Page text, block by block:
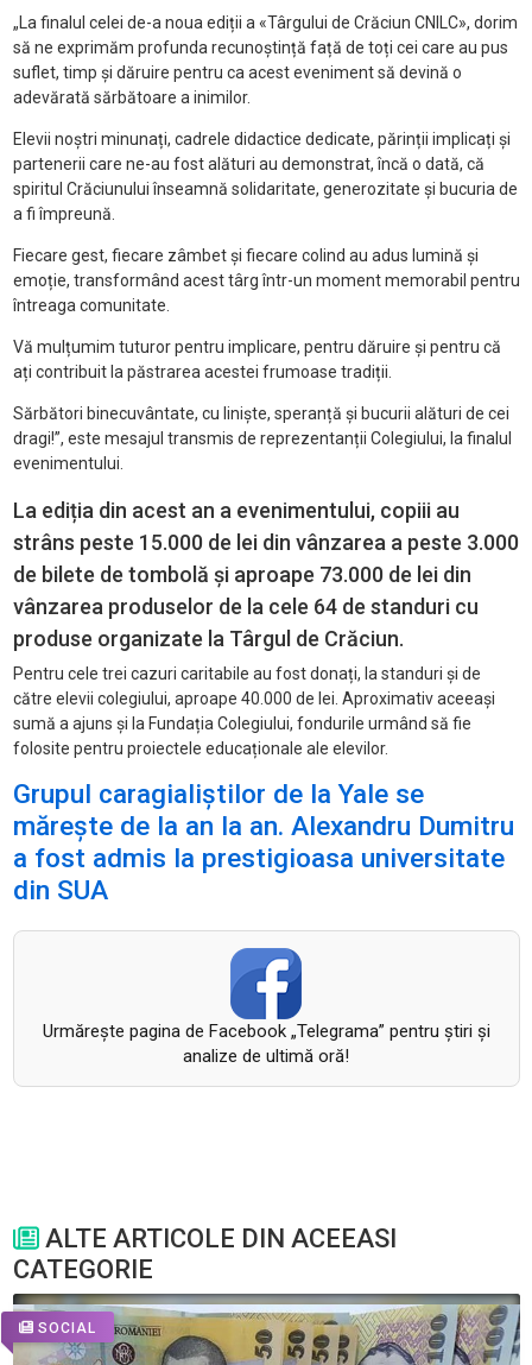
„La finalul celei de-a noua ediții a «Târgului de Crăciun CNILC», dorim
să ne exprimăm profunda recunoștință față de toți cei care au pus
suflet, timp și dăruire pentru ca acest eveniment să devină o
adevărată sărbătoare a inimilor.
Elevii noștri minunați, cadrele didactice dedicate, părinții implicați și
partenerii care ne-au fost alături au demonstrat, încă o dată, că
spiritul Crăciunului înseamnă solidaritate, generozitate și bucuria de
a fi împreună.
Fiecare gest, fiecare zâmbet și fiecare colind au adus lumină și
emoție, transformând acest târg într-un moment memorabil pentru
întreaga comunitate.
Vă mulțumim tuturor pentru implicare, pentru dăruire și pentru că
ați contribuit la păstrarea acestei frumoase tradiții.
Sărbători binecuvântate, cu liniște, speranță și bucurii alături de cei
dragi!”, este mesajul transmis de reprezentanții Colegiului, la finalul
evenimentului.
La ediția din acest an a evenimentului, copiii au
strâns peste 15.000 de lei din vânzarea a peste 3.000
de bilete de tombolă și aproape 73.000 de lei din
vânzarea produselor de la cele 64 de standuri cu
produse organizate la Târgul de Crăciun.
Pentru cele trei cazuri caritabile au fost donați, la standuri și de
către elevii colegiului, aproape 40.000 de lei. Aproximativ aceeași
sumă a ajuns și la Fundația Colegiului, fondurile urmând să fie
folosite pentru proiectele educaționale ale elevilor.
Grupul caragialiștilor de la Yale se
mărește de la an la an. Alexandru Dumitru
a fost admis la prestigioasa universitate
din SUA
Urmăreşte pagina de Facebook „Telegrama” pentru ştiri şi
analize de ultimă oră!
ALTE ARTICOLE DIN ACEEASI
CATEGORIE
SOCIAL